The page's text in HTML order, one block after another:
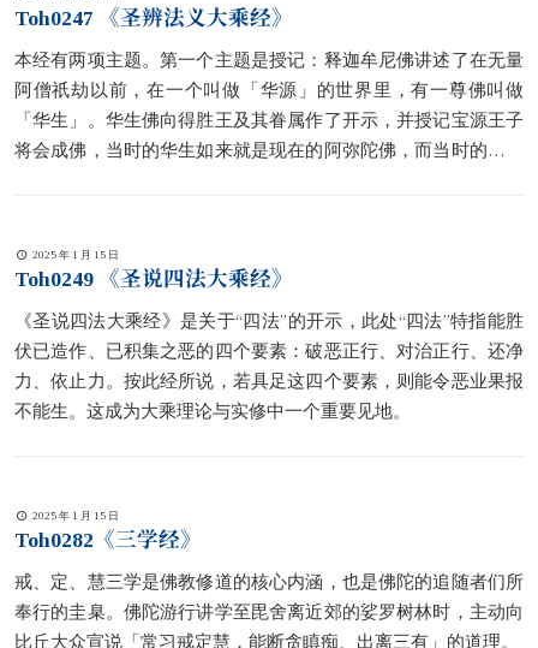
Toh0247 《圣辨法义大乘经》
本经有两项主题。第一个主题是授记：释迦牟尼佛讲述了在无量
阿僧祇劫以前，在一个叫做「华源」的世界里，有一尊佛叫做
「华生」。华生佛向得胜王及其眷属作了开示，并授记宝源王子
将会成佛，当时的华生如来就是现在的阿弥陀佛，而当时的宝源
2025 年 1 月 15 日
Toh0249 《圣说四法大乘经》
《圣说四法大乘经》是关于“四法”的开示，此处“四法”特指能胜
伏已造作、已积集之恶的四个要素：破恶正行、对治正行、还净
力、依止力。按此经所说，若具足这四个要素，则能令恶业果报
不能生。这成为大乘理论与实修中一个重要见地。
2025 年 1 月 15 日
Toh0282《三学经》
戒、定、慧三学是佛教修道的核心内涵，也是佛陀的追随者们所
奉行的圭臬。佛陀游行讲学至毘舍离近郊的娑罗树林时，主动向
比丘大众宣说「常习戒定慧，能断贪瞋痴、出离三有」的道理。